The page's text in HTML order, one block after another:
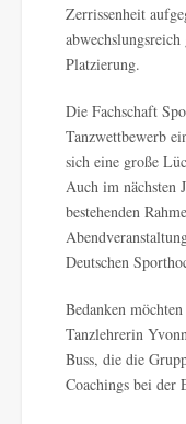
Zerrissenheit
Platzierung.
Die Fachschaft
Tanzwettbewerb
sich eine große
Auch im nächsten
bestehenden
Deutschen
Bedanken
Tanzlehrerin
Buss, die die
Coachings bei der